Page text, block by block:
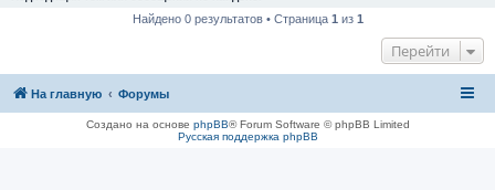
Найдено 0 результатов • Страница 1 из 1
Перейти
На главную Форумы
Создано на основе phpBB® Forum Software © phpBB Limited
Русская поддержка phpBB